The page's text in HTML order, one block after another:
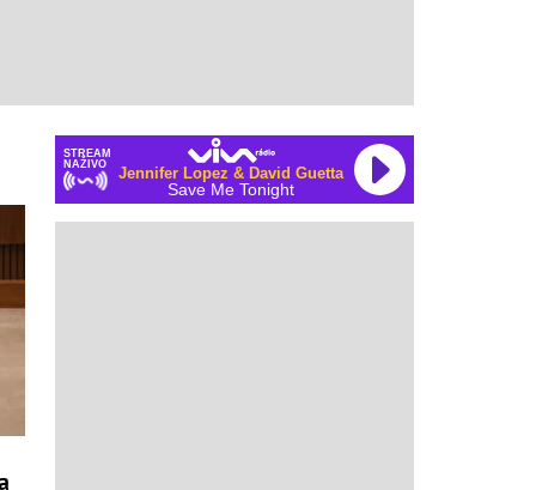
STREAM
NAŽIVO
Jennifer Lopez & David Guetta
Save Me Tonight